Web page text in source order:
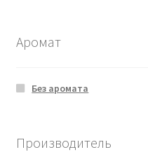
Аромат
Без аромата
Производитель